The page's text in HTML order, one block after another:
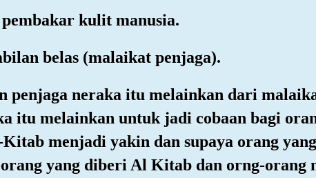
kulit manusia.
belas (malaikat penjaga).
penjaga neraka itu melainkan dari
itu melainkan untuk jadi cobaan bagi
menjadi yakin dan supaya orang
yang diberi Al Kitab dan orng-